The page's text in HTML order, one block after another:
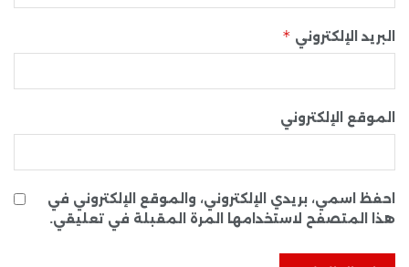
البريد الإلكتروني *
الموقع الإلكتروني
احفظ اسمي، بريدي الإلكتروني، والموقع الإلكتروني في
هذا المتصفح لاستخدامها المرة المقبلة في تعليقي.